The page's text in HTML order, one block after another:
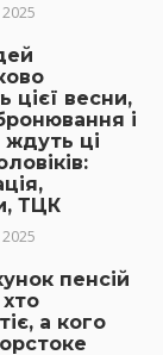
цієї весни,
і
ці
ТЦК
пенсій
хто
а кого